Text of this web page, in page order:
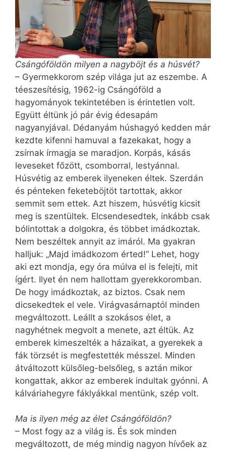
Csángóföldön milyen a nagyböjt és a húsvét?
– Gyermekkorom szép világa jut az eszembe. A
téeszesítésig, 1962-ig Csángóföld a
hagyományok tekintetében is érintetlen volt.
Együtt éltünk jó pár évig édesapám
nagyanyjával. Dédanyám húshagyó kedden már
kezdte kifenni hamuval a fazekakat, hogy a
zsírnak írmagja se maradjon. Korpás, kásás
leveseket főzött, csomborral, lestyánnal.
Húsvétig az emberek ilyeneken éltek. Szerdán
és pénteken feketeböjtöt tartottak, akkor
semmit sem ettek. Azt hiszem, húsvétig kicsit
meg is szentültek. Elcsendesedtek, inkább csak
bólintottak a dolgokra, és többet imádkoztak.
Nem beszéltek annyit az imáról. Ma gyakran
halljuk: „Majd imádkozom érted!” Lehet, hogy
aki ezt mondja, egy óra múlva el is felejti, mit
ígért. Ilyet én nem hallottam gyerekkoromban.
De hogy imádkoztak, az biztos. Csak nem
dicsekedtek el vele. Virágvasárnaptól minden
megváltozott. Leállt a szokásos élet, a
nagyhétnek megvolt a menete, azt éltük. Az
emberek kimeszelték a házaikat, a gyerekek a
fák törzsét is megfestették mésszel. Minden
átváltozott külsőleg-belsőleg, s aztán mikor
kongattak, akkor az emberek indultak gyónni. A
kálváriahegyre fáklyákkal mentünk, szép volt.
Ma is ilyen még az élet Csángóföldön?
– Most fogy az a világ is. És sok minden
megváltozott, de még mindig nagyon hívőek az